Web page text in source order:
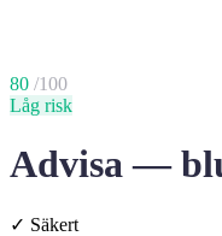
80 /100
Låg risk
Advisa —
✓ Säkert